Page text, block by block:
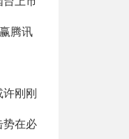
腾讯
刚刚
势在必